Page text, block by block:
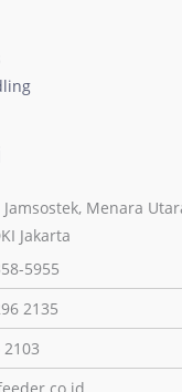
Menara
Jakarta
5955
2135